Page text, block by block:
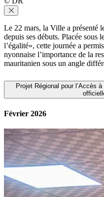
Le 22 mars, la Ville a présenté
depuis ses débuts. Placée sous
l’égalité», cette journée a
nyonnaise l’importance de la
mauritanien sous un angle
Projet Régional pour l’Accès
Février 2026